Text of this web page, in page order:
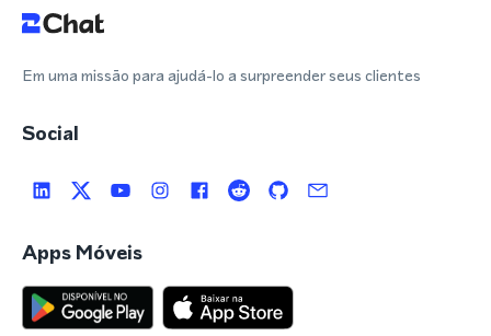
Em uma missão para ajudá-lo a surpreender seus clientes
Social
Apps Móveis